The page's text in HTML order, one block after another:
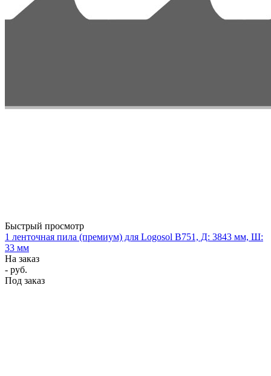
Быстрый просмотр
1 ленточная пила (премиум) для Logosol B751, Д: 3843 мм, Ш:
33 мм
На заказ
- руб.
Под заказ